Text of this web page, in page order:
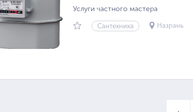
Услуги частного мастера
Сантехника Назрань